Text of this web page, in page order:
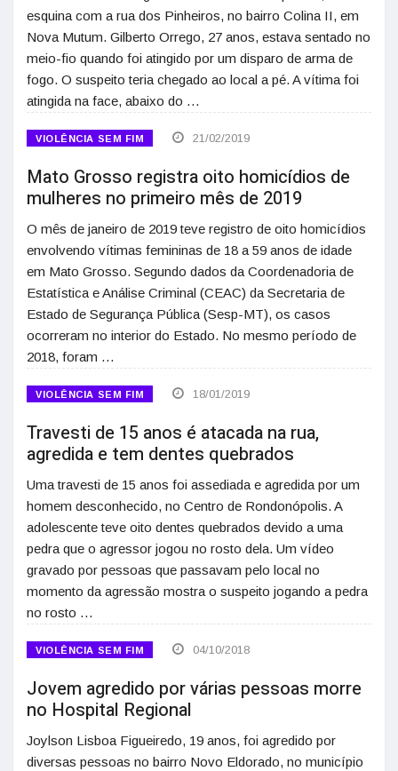
esquina com a rua dos Pinheiros, no bairro Colina II, em
Nova Mutum. Gilberto Orrego, 27 anos, estava sentado no
meio-fio quando foi atingido por um disparo de arma de
fogo. O suspeito teria chegado ao local a pé. A vítima foi
atingida na face, abaixo do …
VIOLÊNCIA SEM FIM 21/02/2019
Mato Grosso registra oito homicídios de
mulheres no primeiro mês de 2019
O mês de janeiro de 2019 teve registro de oito homicídios
envolvendo vítimas femininas de 18 a 59 anos de idade
em Mato Grosso. Segundo dados da Coordenadoria de
Estatística e Análise Criminal (CEAC) da Secretaria de
Estado de Segurança Pública (Sesp-MT), os casos
ocorreram no interior do Estado. No mesmo período de
2018, foram …
VIOLÊNCIA SEM FIM 18/01/2019
Travesti de 15 anos é atacada na rua,
agredida e tem dentes quebrados
Uma travesti de 15 anos foi assediada e agredida por um
homem desconhecido, no Centro de Rondonópolis. A
adolescente teve oito dentes quebrados devido a uma
pedra que o agressor jogou no rosto dela. Um vídeo
gravado por pessoas que passavam pelo local no
momento da agressão mostra o suspeito jogando a pedra
no rosto …
VIOLÊNCIA SEM FIM 04/10/2018
Jovem agredido por várias pessoas morre
no Hospital Regional
Joylson Lisboa Figueiredo, 19 anos, foi agredido por
diversas pessoas no bairro Novo Eldorado, no município